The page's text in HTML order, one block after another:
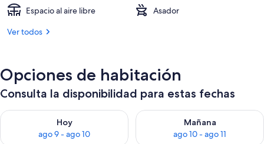
Espacio al aire libre
Asador
Ver todos
Opciones de habitación
Consulta la disponibilidad para estas fechas
Hoy
ago 9 - ago 10
Consulta la disponibilidad para hoy ago 9 - ago 10
Mañana
ago 10 - ago 11
Consulta la disponibilidad